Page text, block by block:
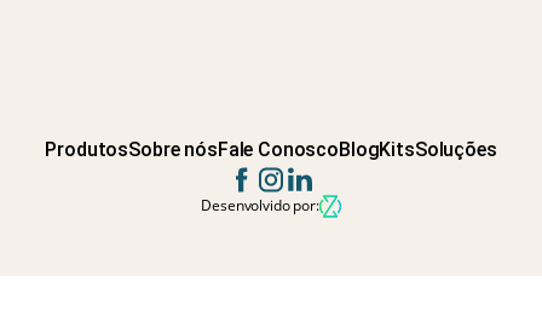
ProdutosSobre nósFale ConoscoBlogKitsSoluções
Desenvolvido por: